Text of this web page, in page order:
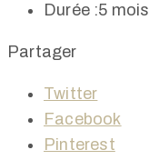
Durée :5 mois
Partager
Twitter
Facebook
Pinterest